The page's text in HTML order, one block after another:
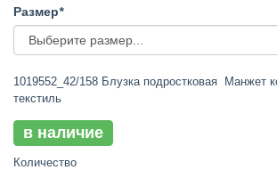
Размер*
1019552_42/158 Блузка подростковая Манжет
текстиль
в наличие
Количество